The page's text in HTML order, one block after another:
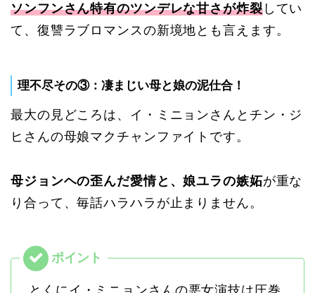
ソンフンさん特有のツンデレな甘さが炸裂してい
て、復讐ラブロマンスの新境地とも言えます。
理不尽その③：凄まじい母と娘の泥仕合！
最大の見どころは、イ・ミニョンさんとチン・ジ
ヒさんの母娘マクチャンファイトです。
母ジョンヘの歪んだ愛情と、娘ユラの嫉妬が重な
り合って、毎話ハラハラが止まりません。